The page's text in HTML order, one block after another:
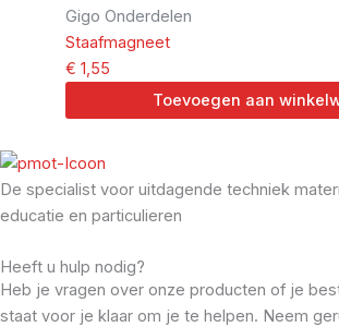
Gigo Onderdelen
Staafmagneet
€ 1,55
Toevoegen aan
De specialist voor uitdagende techniek
educatie en particulieren
Heeft u hulp nodig?
Heb je vragen over onze producten of je
staat voor je klaar om je te helpen. Neem